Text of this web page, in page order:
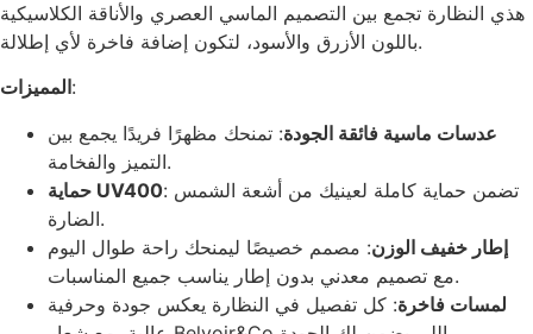
هذي النظارة تجمع بين التصميم الماسي العصري والأناقة الكلاسيكية
باللون الأزرق والأسود، لتكون إضافة فاخرة لأي إطلالة.
المميزات:
عدسات ماسية فائقة الجودة: تمنحك مظهرًا فريدًا يجمع بين
التميز والفخامة.
حماية UV400: تضمن حماية كاملة لعينيك من أشعة الشمس
الضارة.
إطار خفيف الوزن: مصمم خصيصًا ليمنحك راحة طوال اليوم
مع تصميم معدني بدون إطار يناسب جميع المناسبات.
لمسات فاخرة: كل تفصيل في النظارة يعكس جودة وحرفية